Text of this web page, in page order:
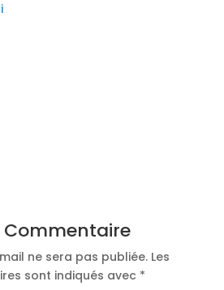
Commentaire
ne sera pas publiée. Les
sont indiqués avec *